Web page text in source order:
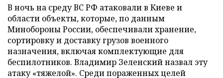
В ночь на среду ВС РФ атаковали в Киеве и
области объекты, которые, по данным
Минобороны России, обеспечивали хранение,
сортировку и доставку грузов военного
назначения, включая комплектующие для
беспилотников. Владимир Зеленский назвал эту
атаку «тяжелой». Среди пораженных целей